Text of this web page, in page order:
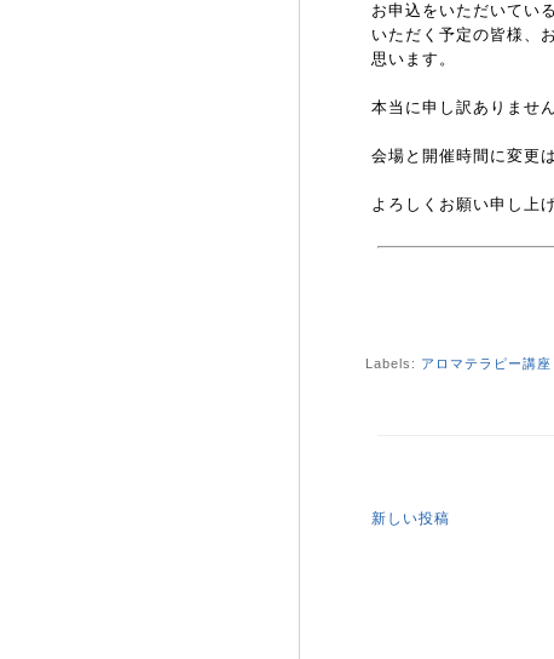
お申込をいただいてい
いただく予定の皆様、
思います。
本当に申し訳ありません
会場と開催時間に変更
よろしくお願い申し上
Labels: アロマテラピー講座
新しい投稿